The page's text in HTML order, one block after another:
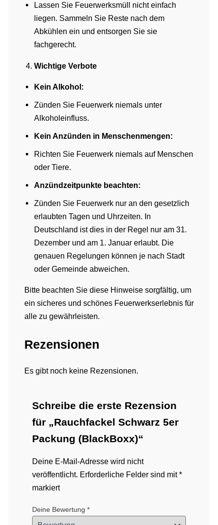
Lassen Sie Feuerwerksmüll nicht einfach
liegen. Sammeln Sie Reste nach dem
Abkühlen ein und entsorgen Sie sie
fachgerecht.
Wichtige Verbote
Kein Alkohol:
Zünden Sie Feuerwerk niemals unter
Alkoholeinfluss.
Kein Anzünden in Menschenmengen:
Richten Sie Feuerwerk niemals auf Menschen
oder Tiere.
Anzündzeitpunkte beachten:
Zünden Sie Feuerwerk nur an den gesetzlich
erlaubten Tagen und Uhrzeiten. In
Deutschland ist dies in der Regel nur am 31.
Dezember und am 1. Januar erlaubt. Die
genauen Regelungen können je nach Stadt
oder Gemeinde abweichen.
Bitte beachten Sie diese Hinweise sorgfältig, um
ein sicheres und schönes Feuerwerkserlebnis für
alle zu gewährleisten.
Rezensionen
Es gibt noch keine Rezensionen.
Schreibe die erste Rezension
für „Rauchfackel Schwarz 5er
Packung (BlackBoxx)“
Deine E-Mail-Adresse wird nicht
veröffentlicht. Erforderliche Felder sind mit*
markiert
Deine Bewertung*